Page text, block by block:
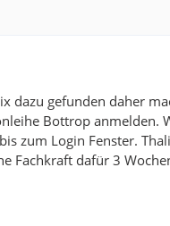
dazu gefunden daher
Bottrop anmelden.
zum Login Fenster.
Fachkraft dafür 3